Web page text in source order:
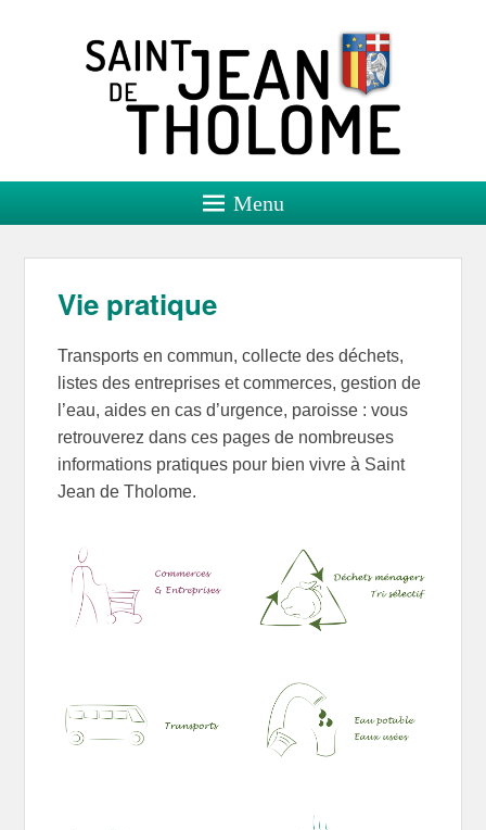
Saint Jean de Tholome
Site officiel
Menu
Vie pratique
Transports en commun, collecte des déchets,
listes des entreprises et commerces, gestion de
l’eau, aides en cas d’urgence, paroisse : vous
retrouverez dans ces pages de nombreuses
informations pratiques pour bien vivre à Saint
Jean de Tholome.